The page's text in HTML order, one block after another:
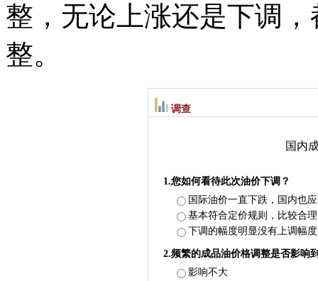
整，无论上涨还是下调
整。
调查
国内
1.您如何看待此次油价下调？
国际油价一直下跌，国内也
基本符合定价规则，比较合理
下调的幅度明显没有上调幅
2.频繁的成品油价格调整是否影响
影响不大